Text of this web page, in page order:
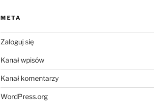
META
Zaloguj się
Kanał wpisów
Kanał komentarzy
WordPress.org